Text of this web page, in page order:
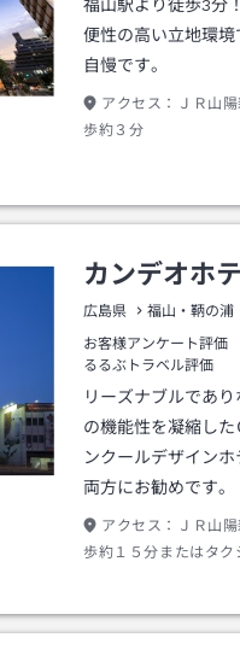
福山駅より徒歩3分
便性の高い立地環
自慢です。
アクセス：
ＪＲ山
歩約３分
カンデオホ
広島県 福山・鞆の浦
お客様アンケート評価
るるぶトラベル評価
リーズナブルであ
の機能性を凝縮し
ンクールデザイン
両方にお勧めです。
アクセス：
ＪＲ山
歩約１５分またはタク